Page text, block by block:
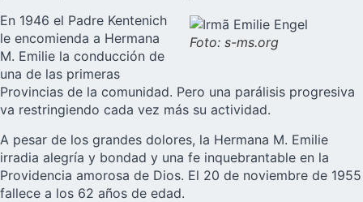
Foto: s-ms.org
En 1946 el Padre Kentenich
le encomienda a Hermana
M. Emilie la conducción de
una de las primeras
Provincias de la comunidad. Pero una parálisis progresiva
va restringiendo cada vez más su actividad.
A pesar de los grandes dolores, la Hermana M. Emilie
irradia alegría y bondad y una fe inquebrantable en la
Providencia amorosa de Dios. El 20 de noviembre de 1955
fallece a los 62 años de edad.